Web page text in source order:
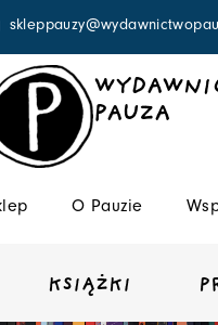
PAUZA
O Pauzie
KSIĄŻKI